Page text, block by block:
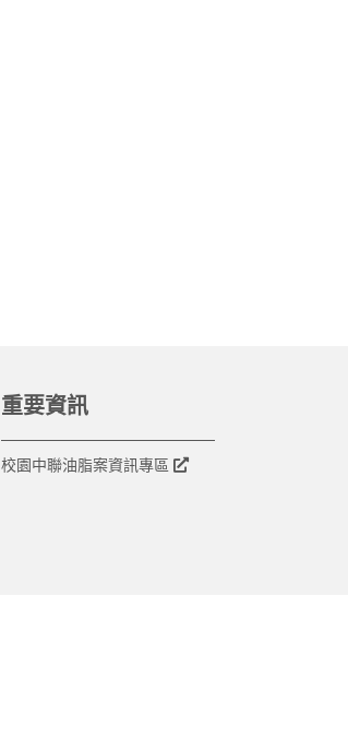
重要資訊
校園中聯油脂案資訊專區